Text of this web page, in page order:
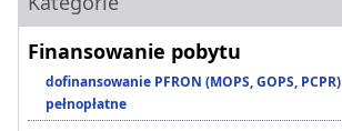
Finansowanie pobytu
dofinansowanie PFRON (MOPS, GOPS, PCPR)
pełnopłatne